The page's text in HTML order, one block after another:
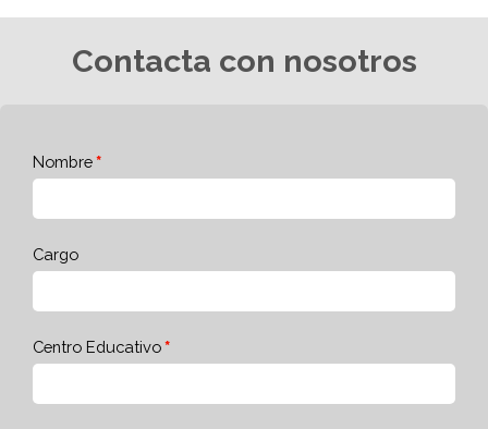
Contacta con nosotros
Nombre
Cargo
Centro Educativo